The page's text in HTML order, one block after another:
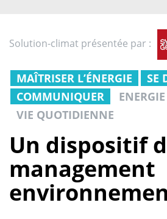
Solution-climat présentée par :
MAÎTRISER L’ÉNERGIE
SE
COMMUNIQUER
ENERGIE
VIE QUOTIDIENNE
Un dispositif
management